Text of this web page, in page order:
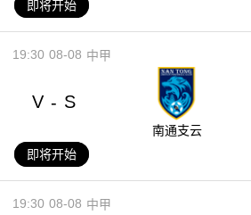
即将开始
08-08
19:30 中甲
V - S
南通支云
即将开始
08-08
19:30 中甲